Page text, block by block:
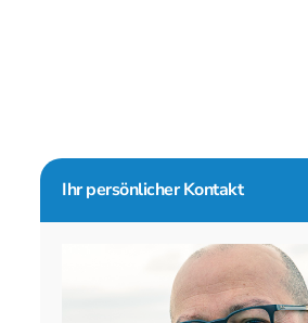
Seitenspalte
Ihr persönlicher Kontakt